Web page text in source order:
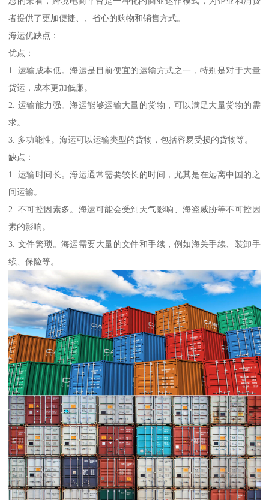
者提供了更加便捷、、省心的购物和销售方式。
海运优缺点：
优点：
1. 运输成本低。海运是目前便宜的运输方式之一，特别是对于大量
货运，成本更加低廉。
2. 运输能力强。海运能够运输大量的货物，可以满足大量货物的需
求。
3. 多功能性。海运可以运输类型的货物，包括容易受损的货物等。
缺点：
1. 运输时间长。海运通常需要较长的时间，尤其是在远离中国的之
间运输。
2. 不可控因素多。海运可能会受到天气影响、海盗威胁等不可控因
素的影响。
3. 文件繁琐。海运需要大量的文件和手续，例如海关手续、装卸手
续、保险等。